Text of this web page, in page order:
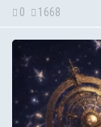
0 1668